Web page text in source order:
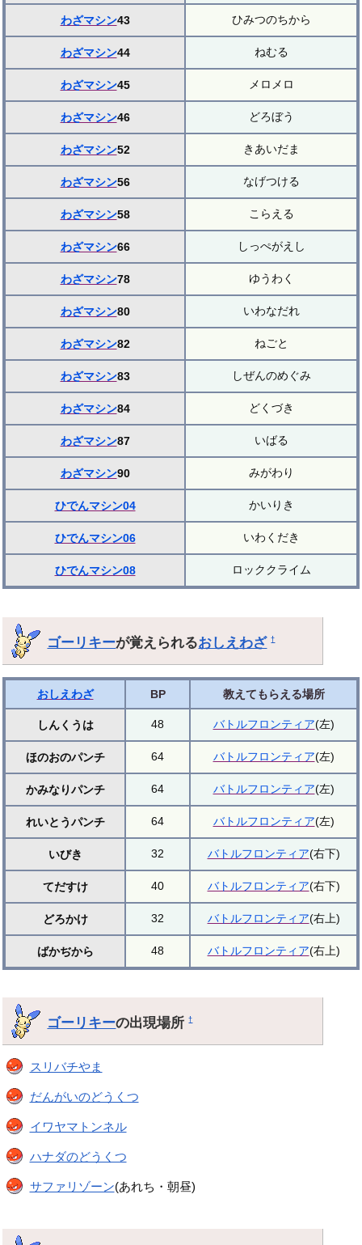
わざマシン43 ひみつのちから
わざマシン44 ねむる
わざマシン45 メロメロ
わざマシン46 どろぼう
わざマシン52 きあいだま
わざマシン56 なげつける
わざマシン58 こらえる
わざマシン66 しっぺがえし
わざマシン78 ゆうわく
わざマシン80 いわなだれ
わざマシン82 ねごと
わざマシン83 しぜんのめぐみ
わざマシン84 どくづき
わざマシン87 いばる
わざマシン90 みがわり
ひでんマシン04 かいりき
ひでんマシン06 いわくだき
ひでんマシン08 ロッククライム
ゴーリキーが覚えられるおしえわざ †
おしえわざ BP 教えてもらえる場所
しんくうは 48 バトルフロンティア(左)
ほのおのパンチ 64 バトルフロンティア(左)
かみなりパンチ 64 バトルフロンティア(左)
れいとうパンチ 64 バトルフロンティア(左)
いびき 32 バトルフロンティア(右下)
てだすけ 40 バトルフロンティア(右下)
どろかけ 32 バトルフロンティア(右上)
ばかぢから 48 バトルフロンティア(右上)
ゴーリキーの出現場所†
スリバチやま
だんがいのどうくつ
イワヤマトンネル
ハナダのどうくつ
サファリゾーン(あれち・朝昼)